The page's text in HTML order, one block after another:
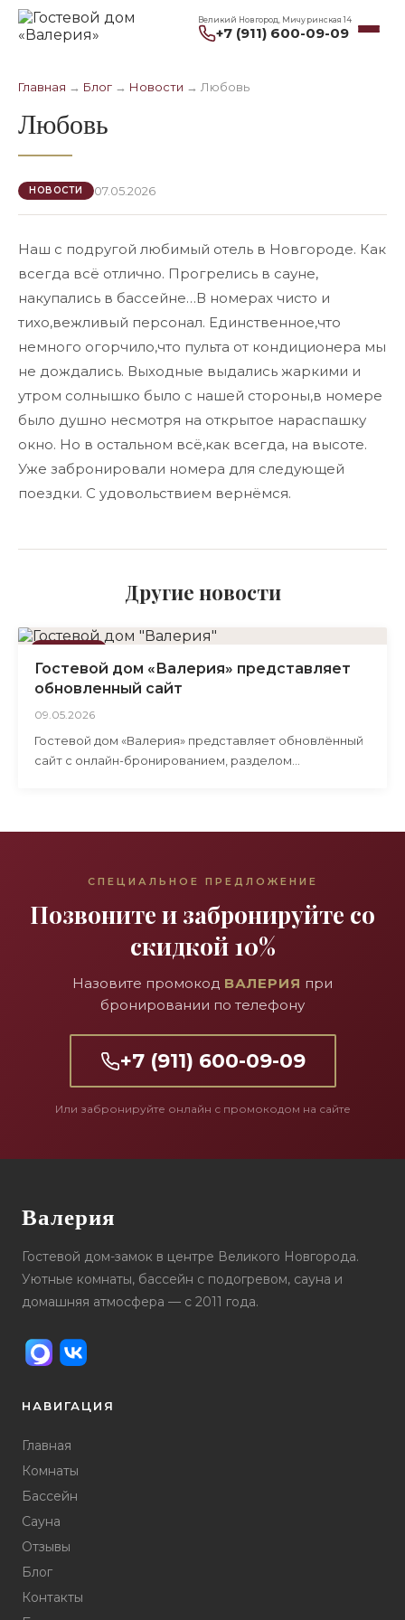
Великий Новгород, Мичуринская 14
+7 (911) 600-09-09
Главная → Блог → Новости → Любовь
Любовь
НОВОСТИ 07.05.2026
Наш с подругой любимый отель в Новгороде. Как
всегда всё отлично. Прогрелись в сауне,
накупались в бассейне…В номерах чисто и
тихо,вежливый персонал. Единственное,что
немного огорчило,что пульта от кондиционера мы
не дождались. Выходные выдались жаркими и
утром солнышко было с нашей стороны,в номере
было душно несмотря на открытое нараспашку
окно. Но в остальном всё,как всегда, на высоте.
Уже забронировали номера для следующей
поездки. С удовольствием вернёмся.
Другие новости
НОВОСТИ
Гостевой дом «Валерия» представляет
обновленный сайт
09.05.2026
Гостевой дом «Валерия» представляет обновлённый
сайт с онлайн-бронированием, разделом
СПЕЦИАЛЬНОЕ ПРЕДЛОЖЕНИЕ
Позвоните и забронируйте со
скидкой 10%
Назовите промокод ВАЛЕРИЯ при
бронировании по телефону
+7 (911) 600-09-09
Или забронируйте онлайн с промокодом на сайте
Валерия
Гостевой дом-замок в центре Великого Новгорода.
Уютные комнаты, бассейн с подогревом, сауна и
домашняя атмосфера — с 2011 года.
НАВИГАЦИЯ
Главная
Комнаты
Бассейн
Сауна
Отзывы
Блог
Контакты